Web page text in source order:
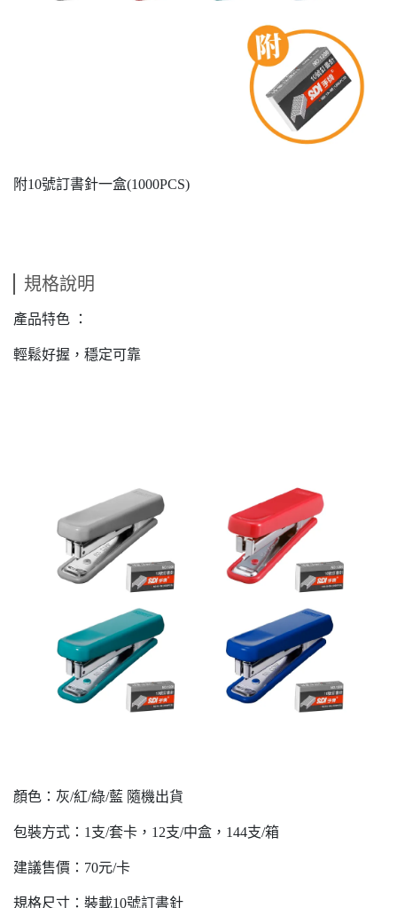
附10號訂書針一盒(1000PCS)
規格說明
產品特色 ：
輕鬆好握，穩定可靠
顏色：灰/紅/綠/藍 隨機出貨
包裝方式：1支/套卡，12支/中盒，144支/箱
建議售價：70元/卡
規格尺寸：裝載10號訂書針